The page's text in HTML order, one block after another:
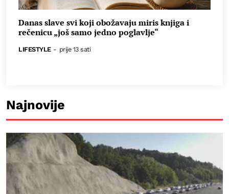
Danas slave svi koji obožavaju miris knjiga i
rečenicu „još samo jedno poglavlje“
LIFESTYLE - prije 13 sati
Najnovije